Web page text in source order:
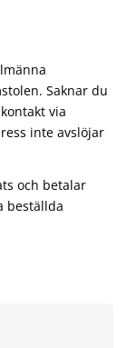
Saknar du
via
inte avslöjar
och betalar
beställda